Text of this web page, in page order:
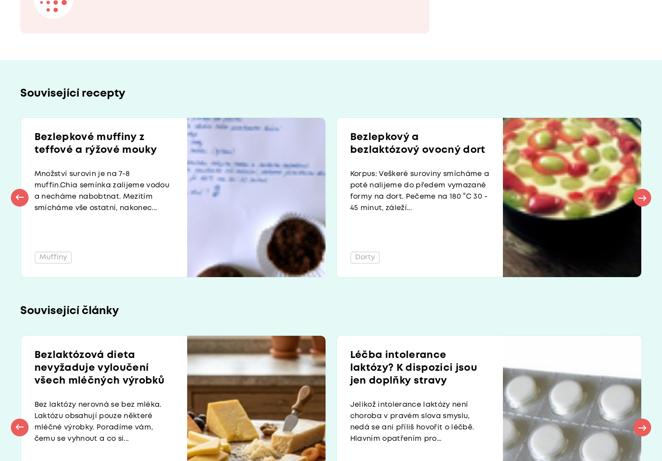
Související recepty
Bezlepkové muffiny z
teffové a rýžové mouky
Množství surovin je na 7-8
muffin.Chia semínka zalijeme vodou
a necháme nabobtnat. Mezitím
smícháme vše ostatní, nakonec...
Muffiny
Bezlepkový a
bezlaktózový ovocný dort
Korpus: Veškeré suroviny smícháme a
poté nalijeme do předem vymazané
formy na dort. Pečeme na 180 °C 30 -
45 minut, záleží...
Dorty
Související články
Bezlaktózová dieta
nevyžaduje vyloučení
všech mléčných výrobků
Bez laktózy nerovná se bez mléka.
Laktózu obsahují pouze některé
mléčné výrobky. Poradíme vám,
čemu se vyhnout a co si...
Léčba intolerance
laktózy? K dispozici jsou
jen doplňky stravy
Jelikož intolerance laktózy není
choroba v pravém slova smyslu,
nedá se ani příliš hovořit o léčbě.
Hlavním opatřením pro...